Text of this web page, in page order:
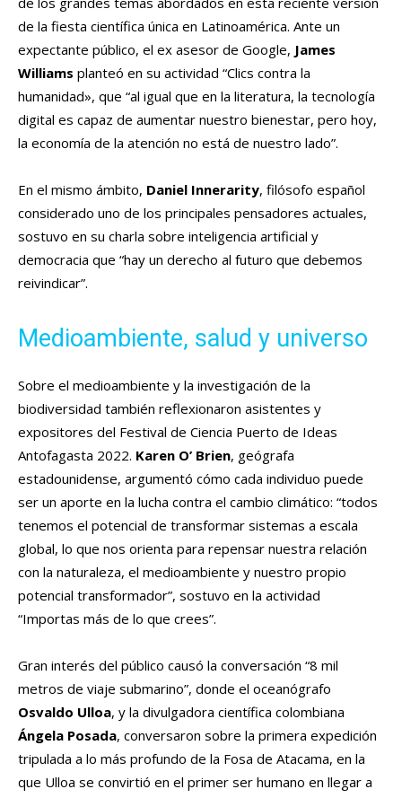
de la fiesta científica única en Latinoamérica. Ante un
expectante público, el ex asesor de Google, James
Williams planteó en su actividad “Clics contra la
humanidad», que “al igual que en la literatura, la tecnología
digital es capaz de aumentar nuestro bienestar, pero hoy,
la economía de la atención no está de nuestro lado”.
En el mismo ámbito, Daniel Innerarity, filósofo español
considerado uno de los principales pensadores actuales,
sostuvo en su charla sobre inteligencia artificial y
democracia que “hay un derecho al futuro que debemos
reivindicar”.
Medioambiente, salud y universo
Sobre el medioambiente y la investigación de la
biodiversidad también reflexionaron asistentes y
expositores del Festival de Ciencia Puerto de Ideas
Antofagasta 2022. Karen O’ Brien, geógrafa
estadounidense, argumentó cómo cada individuo puede
ser un aporte en la lucha contra el cambio climático: “todos
tenemos el potencial de transformar sistemas a escala
global, lo que nos orienta para repensar nuestra relación
con la naturaleza, el medioambiente y nuestro propio
potencial transformador”, sostuvo en la actividad
“Importas más de lo que crees”.
Gran interés del público causó la conversación “8 mil
metros de viaje submarino”, donde el oceanógrafo
Osvaldo Ulloa, y la divulgadora científica colombiana
Ángela Posada, conversaron sobre la primera expedición
tripulada a lo más profundo de la Fosa de Atacama, en la
que Ulloa se convirtió en el primer ser humano en llegar a